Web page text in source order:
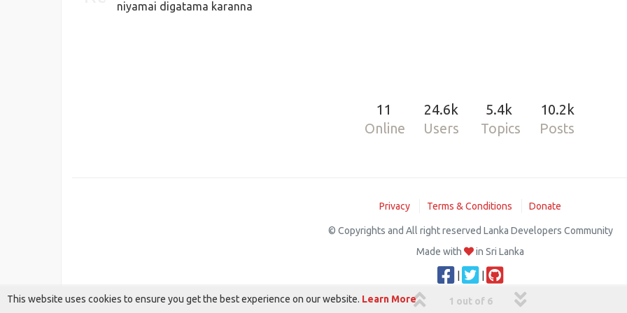
niyamai digatama karanna
1 out of 6
11
Online
24.6k
Users
5.4k
Topics
10.2k
Posts
Privacy Terms & Conditions Donate
© Copyrights and All right reserved Lanka Developers Community
Made with
in Sri Lanka
This website uses cookies to ensure you get the best experience on our website. Learn More